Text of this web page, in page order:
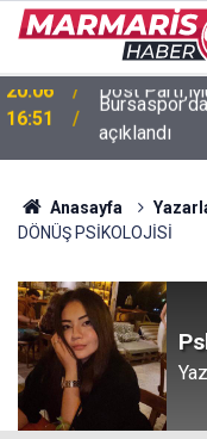
16:51
açıklandı
Anasayfa
DÖNÜŞ PSİKOLOJİSİ